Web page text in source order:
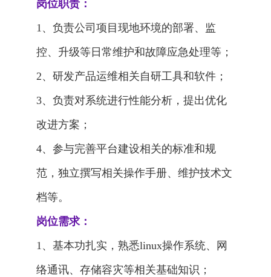
岗位职责：
1、负责公司项目现地环境的部署、监
控、升级等日常维护和故障应急处理等；
2、研发产品运维相关自研工具和软件；
3、负责对系统进行性能分析，提出优化
改进方案；
4、参与完善平台建设相关的标准和规
范，独立撰写相关操作手册、维护技术文
档等。
岗位需求：
1、基本功扎实，熟悉linux操作系统、网
络通讯、存储容灾等相关基础知识；